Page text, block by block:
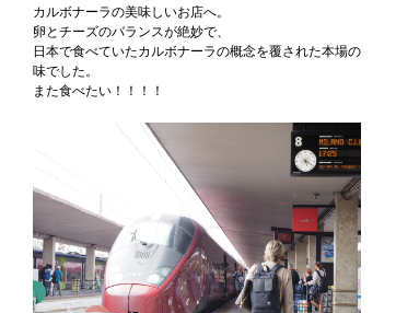
カルボナーラの美味しいお店へ。
卵とチーズのバランスが絶妙で、
日本で食べていたカルボナーラの概念を覆された本場の
味でした。
また食べたい！！！！